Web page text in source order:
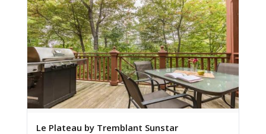
Le Plateau by Tremblant Sunstar